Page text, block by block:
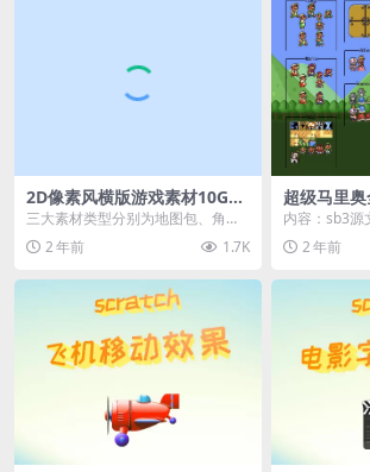
2D像素风横版游戏素材10G资
源包【地图+角色+图标】
三大素材类型分别为地图包、角色
包、图标包。全部包含设计源文
件，非拆包游戏资源，质...
2 年前 1.7K
超级马里
览】
内容：sb3源
下载方式：
需登录即...
2 年前